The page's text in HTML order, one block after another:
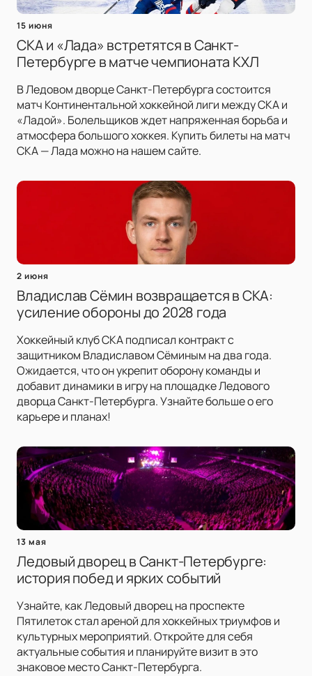
15 июня
СКА и «Лада» встретятся в Санкт-
Петербурге в матче чемпионата КХЛ
В Ледовом дворце Санкт-Петербурга состоится
матч Континентальной хоккейной лиги между СКА и
«Ладой». Болельщиков ждет напряженная борьба и
атмосфера большого хоккея. Купить билеты на матч
СКА — Лада можно на нашем сайте.
2 июня
Владислав Сёмин возвращается в СКА:
усиление обороны до 2028 года
Хоккейный клуб СКА подписал контракт с
защитником Владиславом Сёминым на два года.
Ожидается, что он укрепит оборону команды и
добавит динамики в игру на площадке Ледового
дворца Санкт-Петербурга. Узнайте больше о его
карьере и планах!
13 мая
Ледовый дворец в Санкт-Петербурге:
история побед и ярких событий
Узнайте, как Ледовый дворец на проспекте
Пятилеток стал ареной для хоккейных триумфов и
культурных мероприятий. Откройте для себя
актуальные события и планируйте визит в это
знаковое место Санкт-Петербурга.